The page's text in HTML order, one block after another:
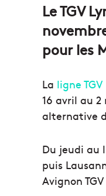
Le TGV
pour les
La ligne
16 avril au
alternative
Du jeudi au
puis
Avignon